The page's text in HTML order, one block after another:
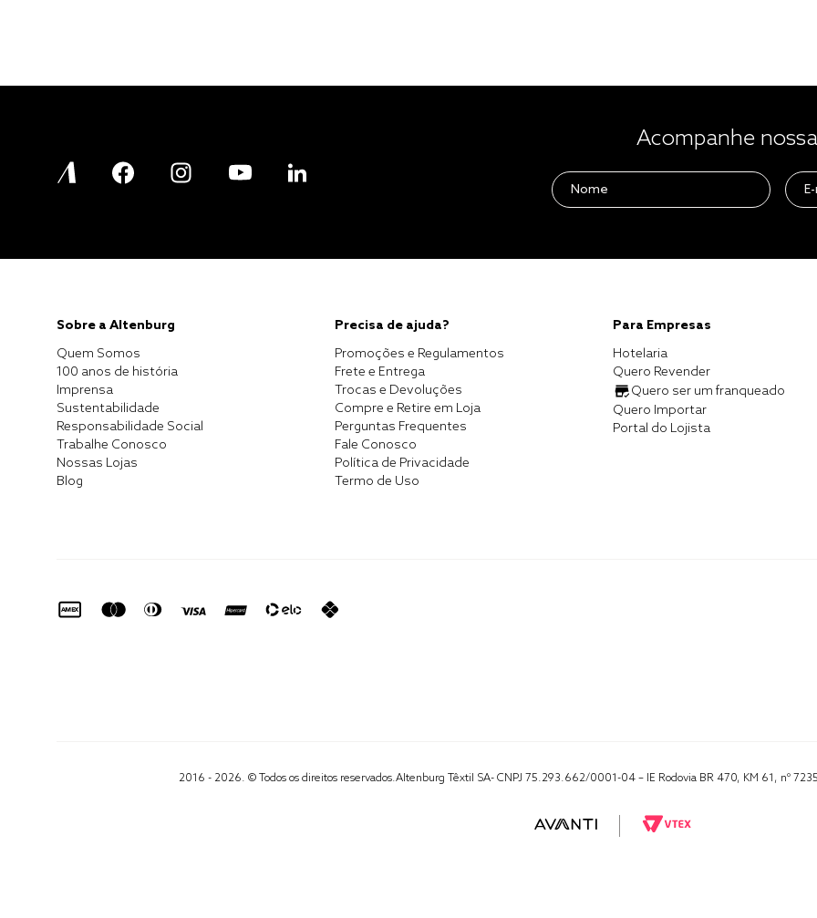
Acompanhe
Sobre a Altenburg
Quem Somos
100 anos de história
Imprensa
Sustentabilidade
Responsabilidade Social
Trabalhe Conosco
Nossas Lojas
Blog
Precisa de ajuda?
Promoções e Regulamentos
Frete e Entrega
Trocas e Devoluções
Compre e Retire em Loja
Perguntas Frequentes
Fale Conosco
Política de Privacidade
Termo de Uso
Para Empresas
Hotelaria
Quero Revender
Quero ser um franqueado
Quero Importar
Portal do Lojista
2016 - 2026. © Todos os direitos reservados.Altenburg Têxtil SA- CNPJ 75.293.662/0001-04 – IE Rodovia BR 470, KM 61, nº